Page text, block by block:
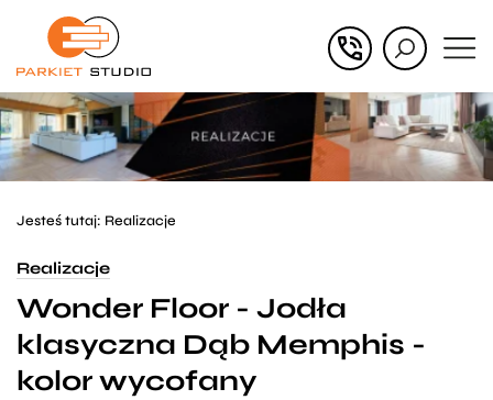
Przejdź
głównego
Przejdź
menu
w
stopce
Jesteś tutaj: Realizacje
Realizacje
Wonder Floor - Jodła
klasyczna Dąb Memphis -
kolor wycofany